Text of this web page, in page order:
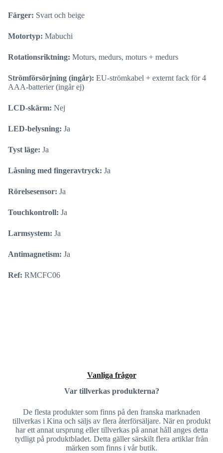
Färger: Svart och beige
Motortyp: Mabuchi
Rotationsriktning: Moturs, medurs, moturs + medurs
Strömförsörjning (ingår): EU-strömkabel + externt fack för 4
AAA-batterier (ingår ej)
LCD-skärm: Nej
LED-belysning: Ja
Tyst läge: Ja
Låsning med fingeravtryck: Ja
Rörelsesensor: Ja
Touchkontroll: Ja
Larmsystem: Ja
Antimagnetism: Ja
Ref: RMCFC06
Vanliga frågor
Var tillverkas produkterna?
De flesta produkter som finns på den franska marknaden
tillverkas i Kina och säljs av flera återförsäljare. När en produkt
har ett annat ursprung eller tillverkas på annat håll anges detta
tydligt på produktbladet. Detta gäller särskilt flera artiklar från
märken som finns i vår butik.